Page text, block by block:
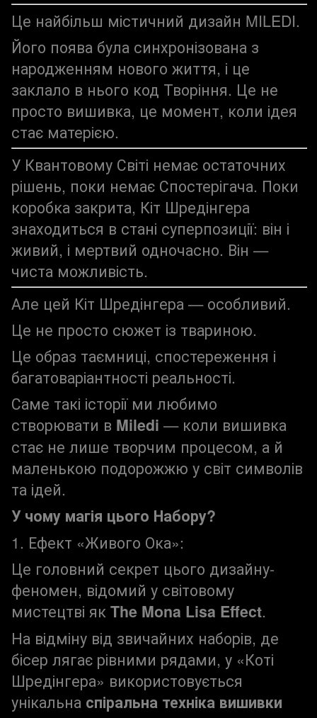
Це найбільш містичний дизайн MILEDI.
Його поява була синхронізована з
народженням нового життя, і це
заклало в нього код Творіння. Це не
просто вишивка, це момент, коли ідея
стає матерією.
У Квантовому Світі немає остаточних
рішень, поки немає Спостерігача. Поки
коробка закрита, Кіт Шредінгера
знаходиться в стані суперпозиції: він і
живий, і мертвий одночасно. Він —
чиста можливість.
Але цей Кіт Шредінгера — особливий.
Це не просто сюжет із твариною.
Це образ таємниці, спостереження і
багатоваріантності реальності.
Саме такі історії ми любимо
створювати в Miledi — коли вишивка
стає не лише творчим процесом, а й
маленькою подорожжю у світ символів
та ідей.
У чому магія цього Набору?
1. Ефект «Живого Ока»:
Це головний секрет цього дизайну-
феномен, відомий у світовому
мистецтві як The Mona Lisa Effect.
На відміну від звичайних наборів, де
бісер лягає рівними рядами, у «Коті
Шредінгера» використовується
унікальна спіральна техніка вишивки